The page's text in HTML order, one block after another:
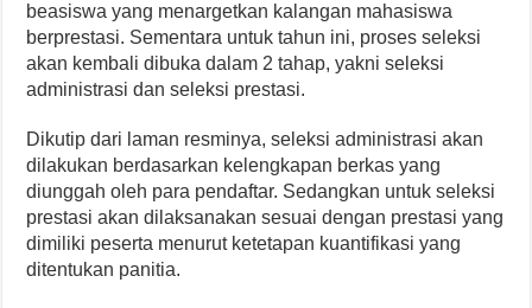
beasiswa yang menargetkan kalangan mahasiswa
berprestasi. Sementara untuk tahun ini, proses seleksi
akan kembali dibuka dalam 2 tahap, yakni seleksi
administrasi dan seleksi prestasi.
Dikutip dari laman resminya, seleksi administrasi akan
dilakukan berdasarkan kelengkapan berkas yang
diunggah oleh para pendaftar. Sedangkan untuk seleksi
prestasi akan dilaksanakan sesuai dengan prestasi yang
dimiliki peserta menurut ketetapan kuantifikasi yang
ditentukan panitia.